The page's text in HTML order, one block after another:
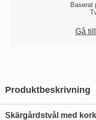
Baserat
Gå
Produktbeskrivning
Skärgårdstvål med